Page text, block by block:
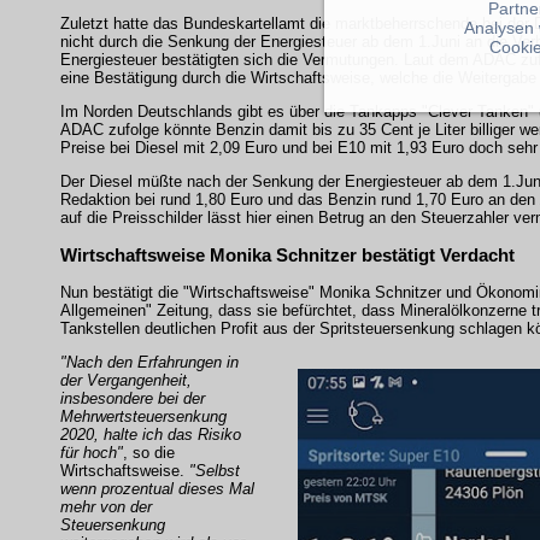
Zuletzt hatte das Bundeskartellamt die marktbeherrschende bei der
nicht durch die Senkung der Energiesteuer ab dem 1.Juni an die
Energiesteuer bestätigten sich die Vermutungen. Laut dem ADAC
eine Bestätigung durch die Wirtschaftsweise, welche die Weitergabe
Im Norden Deutschlands gibt es über die Tankapps "Clever
ADAC zufolge könnte Benzin damit bis zu 35 Cent je Liter billiger
Preise bei Diesel mit 2,09 Euro und bei E10 mit 1,93 Euro doch
Der Diesel müßte nach der Senkung der Energiesteuer ab dem
Redaktion bei rund 1,80 Euro und das Benzin rund 1,70 Euro an
auf die Preisschilder lässt hier einen Betrug an den Steuerzahler
Wirtschaftsweise Monika Schnitzer bestätigt Verdacht
Nun bestätigt die "Wirtschaftsweise" Monika Schnitzer und
Allgemeinen" Zeitung, dass sie befürchtet, dass Mineralölkonzerne
Tankstellen deutlichen Profit aus der Spritsteuersenkung schlagen
"Nach den Erfahrungen in
der Vergangenheit,
insbesondere bei der
Mehrwertsteuersenkung
2020, halte ich das Risiko
für hoch", so die
Wirtschaftsweise. "Selbst
wenn prozentual dieses Mal
mehr von der
Steuersenkung
Analysen